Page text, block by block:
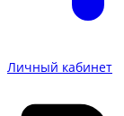
Личный кабинет